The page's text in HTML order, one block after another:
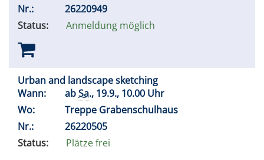
Nr.:
26220949
Status:
Anmeldung möglich
Urban and landscape sketching
Wann:
abSa., 19.9., 10.00 Uhr
Wo:
Treppe Grabenschulhaus
Nr.:
26220505
Status:
Plätze frei